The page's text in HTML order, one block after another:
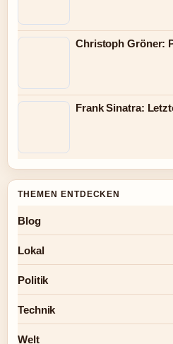
Christoph Gröner:
Frank Sinatra:
THEMEN ENTDECKEN
Blog
Lokal
Politik
Technik
Welt